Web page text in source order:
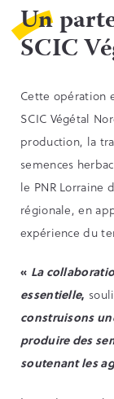
Un
SCIC
Cette opération
SCIC Végétal
production, la
semences
le PNR Lorraine
régionale, en
expérience du
« La
essentielle,
construisons
produire des
soutenant les